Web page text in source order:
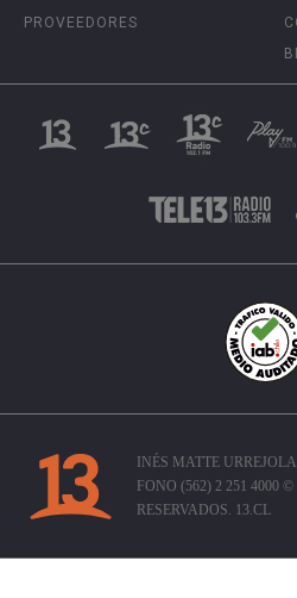
PROVEEDORES
INÉS MATTE
FONO (562) 2 251 4000
RESERVADOS. 13.CL